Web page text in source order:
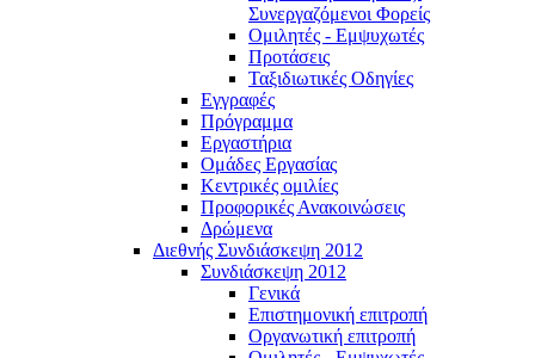
Συνεργαζόμενοι Φορείς
Ομιλητές - Εμψυχωτές
Προτάσεις
Ταξιδιωτικές Οδηγίες
Εγγραφές
Πρόγραμμα
Εργαστήρια
Ομάδες Εργασίας
Κεντρικές ομιλίες
Προφορικές Ανακοινώσεις
Δρώμενα
Διεθνής Συνδιάσκεψη 2012
Συνδιάσκεψη 2012
Γενικά
Επιστημονική επιτροπή
Οργανωτική επιτροπή